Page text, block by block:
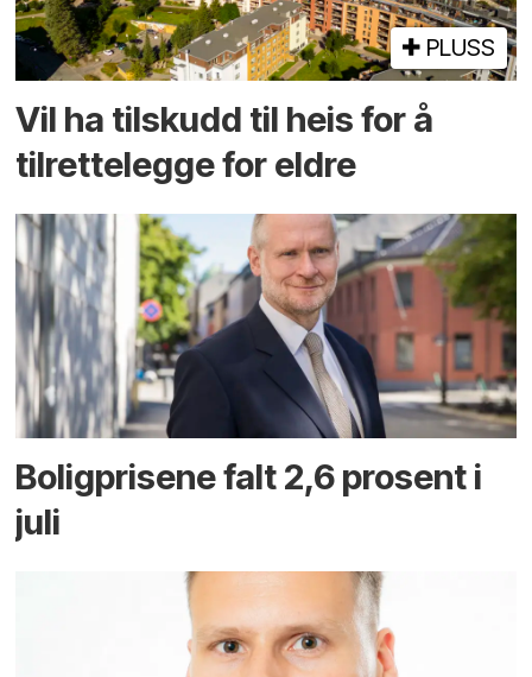
PLUSS
Vil ha tilskudd til heis for å
tilrettelegge for eldre
Boligprisene falt 2,6 prosent i
juli